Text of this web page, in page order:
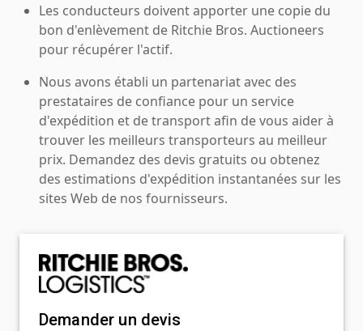
Les conducteurs doivent apporter une copie du
bon d'enlèvement de Ritchie Bros. Auctioneers
pour récupérer l'actif.
Nous avons établi un partenariat avec des
prestataires de confiance pour un service
d'expédition et de transport afin de vous aider à
trouver les meilleurs transporteurs au meilleur
prix. Demandez des devis gratuits ou obtenez
des estimations d'expédition instantanées sur les
sites Web de nos fournisseurs.
Demander un devis